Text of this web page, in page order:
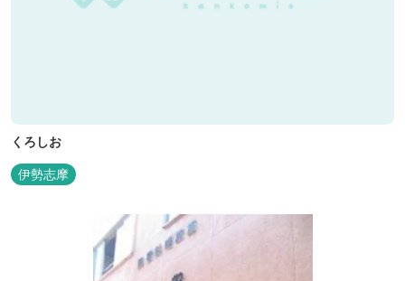
くろしお
伊勢志摩